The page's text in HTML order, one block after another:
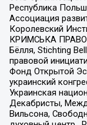
Республика
Ассоциация
Королевский
КРИМСЬКА
Бёлля, Stichting
правовой
Фонд Открытой
украинский
Украинская
Декабристы,
Вильсона,